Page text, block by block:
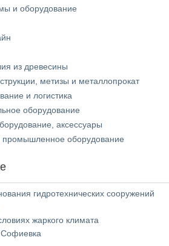
и оборудование
из древесины
метизы и металлопрокат
и логистика
оборудование
аксессуары
оборудование
гидротехнических сооружений
жаркого климата
Софиевка